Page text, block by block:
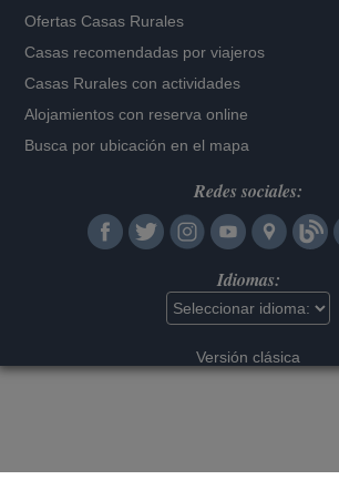
Ofertas Casas Rurales
Casas recomendadas por viajeros
Casas Rurales con actividades
Alojamientos con reserva online
Busca por ubicación en el mapa
Redes sociales:
Idiomas:
Versión clásica